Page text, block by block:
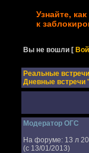
Узнайте,
к
Вы не вошли [
Реальные
Дневные встречи
Модератор ОГС
На форуме: 13 л
(с 13/01/2013)